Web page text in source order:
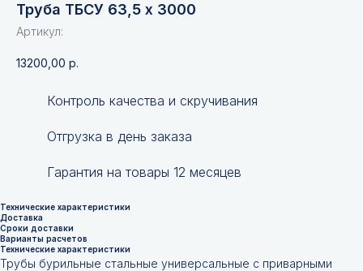
Труба ТБСУ 63,5 х 3000
Артикул:
13200,00 р.
Контроль качества и скручивания
Отгрузка в день заказа
Гарантия на товары 12 месяцев
Технические характеристики
Доставка
Сроки доставки
Варианты расчетов
Технические характеристики
Трубы бурильные стальные универсальные с приварными